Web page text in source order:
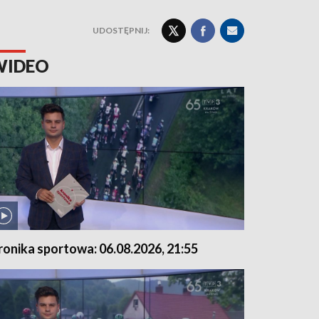
UDOSTĘPNIJ:
sportowa: 06.08.2026, 21:55